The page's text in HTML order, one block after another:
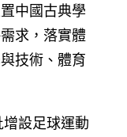
中國古典學
求，落實體
技術、體育
設足球運動